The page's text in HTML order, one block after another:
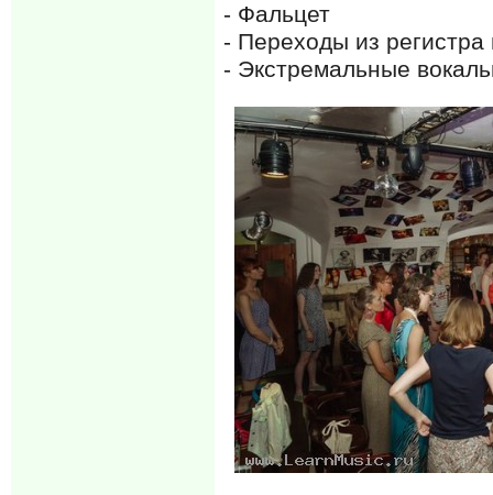
- Фальцет
- Переходы из регистра
- Экстремальные